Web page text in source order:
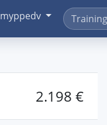
myppedv
2.198 €